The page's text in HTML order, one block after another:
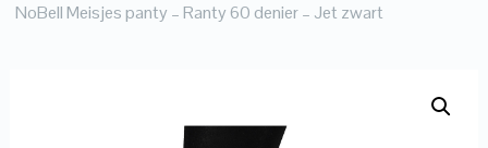
NoBell Meisjes panty – Ranty 60 denier – Jet zwart